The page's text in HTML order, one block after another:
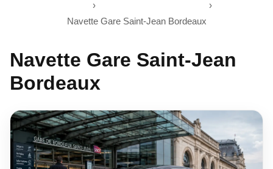
›
›
Navette Gare Saint-Jean Bordeaux
Navette Gare Saint-Jean
Bordeaux